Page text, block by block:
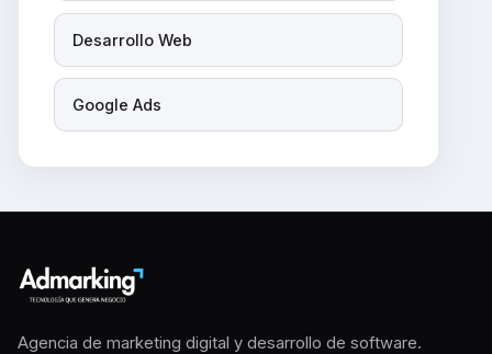
Desarrollo Web
Google Ads
Agencia de marketing digital y desarrollo de software.